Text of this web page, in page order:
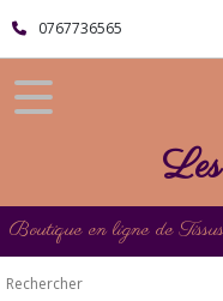
0767736565